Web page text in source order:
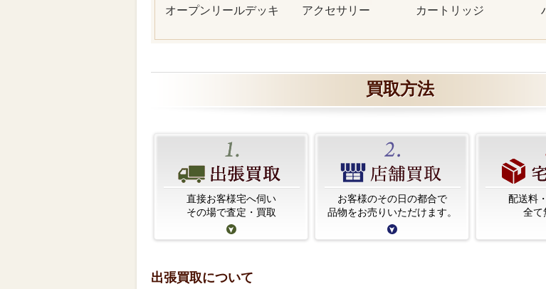
オープンリールデッキ アクセサリー カートリッジ
買取方法
直接お客様宅へ伺い
その場で査定・買取
お客様のその日の都合で
品物をお売りいただけます。
配送料
全て
出張買取について